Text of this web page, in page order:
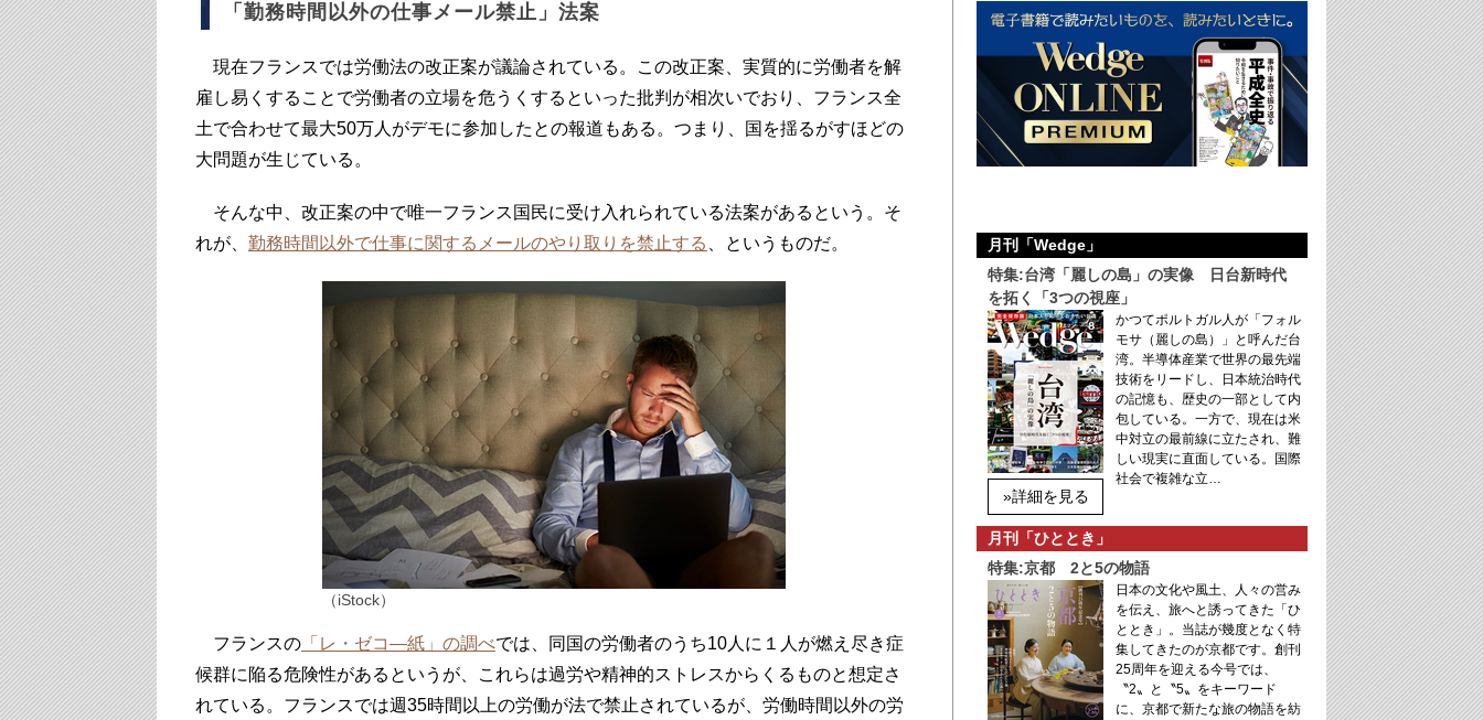
「勤務時間以外の仕事メール禁止」法案
現在フランスでは労働法の改正案が議論されている。この改正案、実質的に労働者を解
雇し易くすることで労働者の立場を危うくするといった批判が相次いでおり、フランス全
土で合わせて最大50万人がデモに参加したとの報道もある。つまり、国を揺るがすほどの
大問題が生じている。
そんな中、改正案の中で唯一フランス国民に受け入れられている法案があるという。そ
れが、 勤務時間以外で仕事に関するメールのやり取りを禁止する 、というものだ。
（iStock）
フランスの 「レ・ゼコ―紙」の調べでは、同国の労働者のうち10人に１人が燃え尽き症
候群に陥る危険性があるというが、これらは過労や精神的ストレスからくるものと想定さ
れている。フランスでは週35時間以上の労働が法で禁止されているが、労働時間以外の労
月刊「Wedge」
特集:台湾「麗しの島」の実像 日台新時代
を拓く「3つの視座」
»詳細を見る
かつてポルトガル人が「フォル
モサ（麗しの島）」と呼んだ台
湾。半導体産業で世界の最先端
技術をリードし、日本統治時代
の記憶も、歴史の一部として内
包している。一方で、現在は米
中対立の最前線に立たされ、難
しい現実に直面している。国際
社会で複雑な立…
月刊「ひととき」
特集:京都 2と5の物語
日本の文化や風土、人々の営み
を伝え、旅へと誘ってきた「ひ
ととき」。当誌が幾度となく特
集してきたのが京都です。創刊
25周年を迎える今号では、
〝2〟と〝5〟をキーワード
に、京都で新たな旅の物語を紡